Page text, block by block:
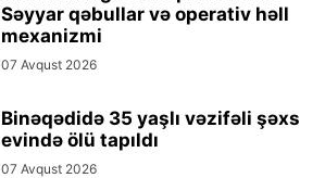
Səyyar qəbullar və operativ həll
mexanizmi
07 Avqust 2026
Binəqədidə 35 yaşlı vəzifəli şəxs
evində ölü tapıldı
07 Avqust 2026